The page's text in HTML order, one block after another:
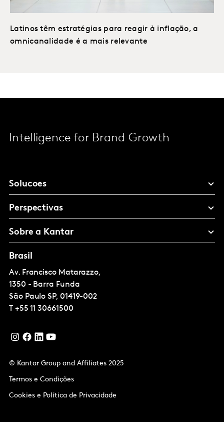
Latinos têm estratégias para reagir à inflação, a
omnicanalidade é a mais relevante
Intelligence for Brand Growth
Solucoes
Perspectivas
Sobre a Kantar
Brasil
Av. Francisco Matarazzo,
1350 - Barra Funda
São Paulo SP, 01419-002
T +55 11 30661500
© Kantar Group and Affiliates 2025
Termos e Condições
Cookies e Política de Privacidade